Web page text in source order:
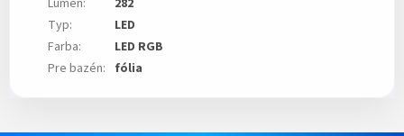
Typ:
LED
Farba:
LED RGB
Pre bazén: fólia